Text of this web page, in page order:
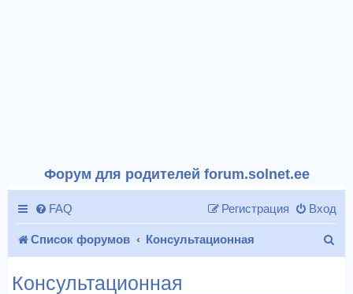
Форум для родителей forum.solnet.ee
FAQ Вход
Регистрация
Список форумов Консультационная
Консультационная